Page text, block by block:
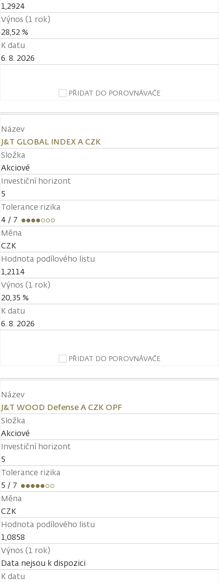
1,2924
Výnos (1 rok)
28,52 %
K datu
6. 8. 2026
PŘIDAT DO POROVNÁVAČE
Název
J&T GLOBAL INDEX A CZK
Složka
Akciové
Investiční horizont
5
Tolerance rizika
4 / 7
Měna
CZK
Hodnota podílového listu
1,2114
Výnos (1 rok)
20,35 %
K datu
6. 8. 2026
PŘIDAT DO POROVNÁVAČE
Název
J&T WOOD Defense A CZK OPF
Složka
Akciové
Investiční horizont
5
Tolerance rizika
5 / 7
Měna
CZK
Hodnota podílového listu
1,0858
Výnos (1 rok)
Data nejsou k dispozici
K datu